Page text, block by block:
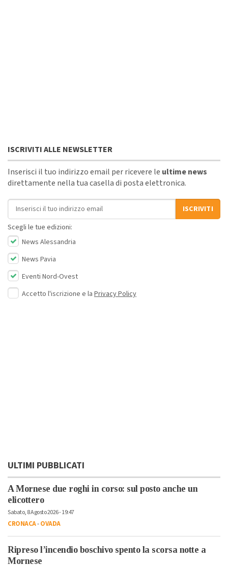
ISCRIVITI ALLE NEWSLETTER
Inserisci il tuo indirizzo email per ricevere le ultime news
direttamente nella tua casella di posta elettronica.
Indirizzo email
ISCRIVITI
Scegli le tue edizioni:
News Alessandria
News Pavia
Eventi Nord-Ovest
Accetto l'iscrizione e la Privacy Policy
ULTIMI PUBBLICATI
A Mornese due roghi in corso: sul posto anche un
elicottero
Sabato, 8 Agosto 2026 - 19:47
CRONACA-OVADA
Ripreso l’incendio boschivo spento la scorsa notte a
Mornese